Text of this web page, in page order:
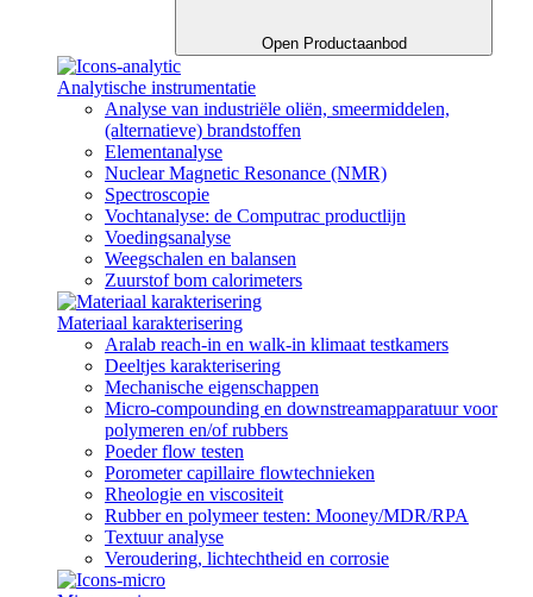
Open Productaanbod
Analytische instrumentatie
Analyse van industriële oliën, smeermiddelen,
(alternatieve) brandstoffen
Elementanalyse
Nuclear Magnetic Resonance (NMR)
Spectroscopie
Vochtanalyse: de Computrac productlijn
Voedingsanalyse
Weegschalen en balansen
Zuurstof bom calorimeters
Materiaal karakterisering​
Aralab reach-in en walk-in klimaat testkamers
Deeltjes karakterisering
Mechanische eigenschappen
Micro-compounding en downstreamapparatuur voor
polymeren en/of rubbers
Poeder flow testen
Porometer capillaire flowtechnieken
Rheologie en viscositeit
Rubber en polymeer testen: Mooney/MDR/RPA
Textuur analyse
Veroudering, lichtechtheid en corrosie